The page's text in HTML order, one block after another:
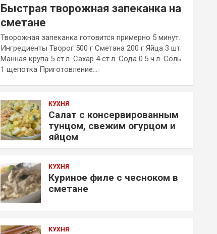
Быстрая творожная запеканка на
сметане
Творожная запеканка готовится примерно 5 минут.
Ингредиенты Творог 500 г Сметана 200 г Яйца 3 шт.
Манная крупа 5 ст.л. Сахар 4 ст.л. Сода 0.5 ч.л. Соль
1 щепотка Приготовление:…
КУХНЯ
Салат с консервированным
тунцом, свежим огурцом и
яйцом
КУХНЯ
Куриное филе с чесноком в
сметане
КУХНЯ